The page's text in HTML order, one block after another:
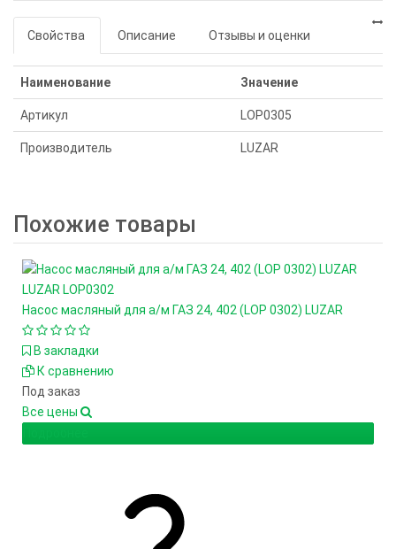
Свойства Описание Отзывы и оценки
Наименование Значение
Артикул LOP0305
Производитель LUZAR
Похожие товары
LUZAR LOP0302
Насос масляный для а/м ГАЗ 24, 402 (LOP 0302) LUZAR
В закладки
К сравнению
Под заказ
Все цены